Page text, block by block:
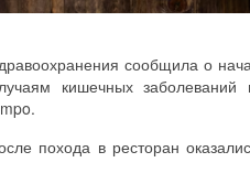
сообщила о
кишечных
похода в ресторан